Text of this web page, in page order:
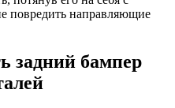
повредить направляющие
задний бампер